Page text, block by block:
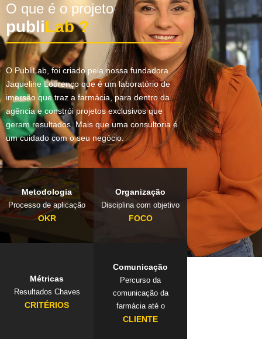
O que é o projeto
publiLab ?
O PubliLab, foi criado pela nossa fundadora
Jaqueline Lourenço que é um laboratório de
imersão que traz a farmácia, para dentro da
agência e constrói projetos exclusivos que
geram resultados. Mais que uma consultoria é
um cuidado com o seu negócio.
Metodologia
Processo de aplicação
OKR
Organização
Disciplina com objetivo
FOCO
Métricas
Resultados Chaves
CRITÉRIOS
Comunicação
Percurso da
comunicação da
farmácia até o
CLIENTE